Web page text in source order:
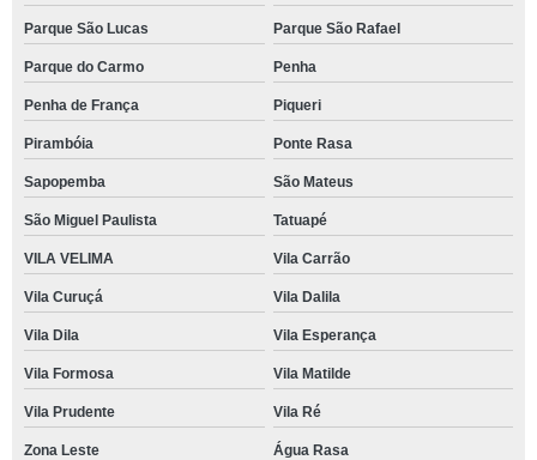
Parque São Lucas Parque São Rafael
Parque do Carmo Penha
Penha de França Piqueri
Pirambóia Ponte Rasa
Sapopemba São Mateus
São Miguel Paulista Tatuapé
VILA VELIMA Vila Carrão
Vila Curuçá Vila Dalila
Vila Dila Vila Esperança
Vila Formosa Vila Matilde
Vila Prudente Vila Ré
Zona Leste
Água Rasa